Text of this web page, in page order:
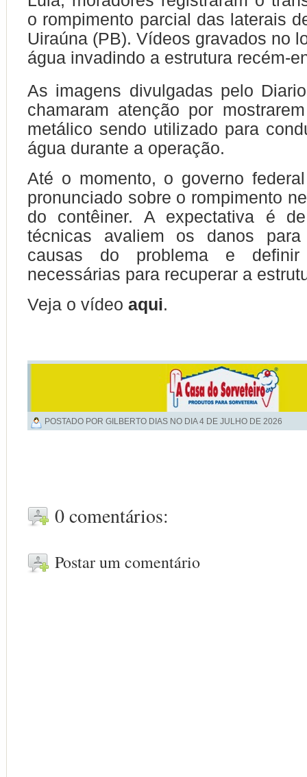
o rompimento parcial das laterais
Uiraúna (PB). Vídeos gravados no
água invadindo a estrutura recém-
As imagens divulgadas pelo
chamaram atenção por
metálico sendo utilizado para
água durante a operação.
Até o momento, o governo
pronunciado sobre o rompimento
do contêiner. A expectativa é
técnicas avaliem os danos
causas do problema e
necessárias para recuperar a
Veja o vídeo aqui.
POSTADO POR GILBERTO DIAS NO DIA4 DE JULHO DE 2026
0 comentários:
Postar um comentário